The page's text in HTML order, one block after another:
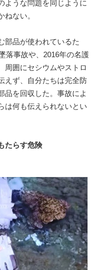
ような問題を同じように
ない。
部品が使われているた
落事故や、2016年の名護
周囲にセシウムやストロ
えず、自分たちは完全防
品を回収した。事故によ
は何も伝えられないとい
たらす危険